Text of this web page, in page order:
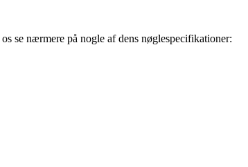
se nærmere på nogle af dens nøglespecifikationer: